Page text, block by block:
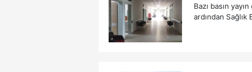
Bazı basın
ardından Sağlık